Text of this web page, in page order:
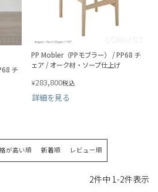
チ
PP Mobler（PPモブラー） / PP68 チ
ェア / オーク材・ソープ仕上げ
¥283,800税込
詳細を見る
が高い順 新着順 レビュー順
2件中 1 -2件表示